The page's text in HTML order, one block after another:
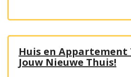
Huis en Appartement
Jouw Nieuwe Thuis!